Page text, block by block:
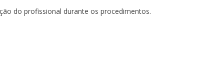
do profissional durante os procedimentos.